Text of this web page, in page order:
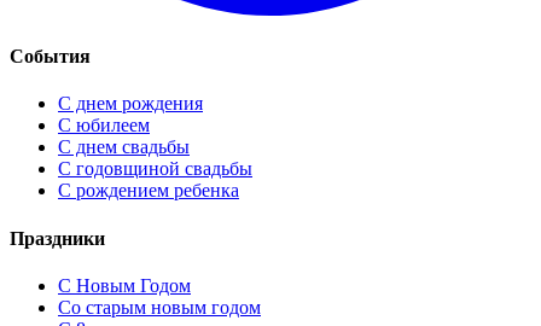
События
С днем рождения
С юбилеем
С днем свадьбы
С годовщиной свадьбы
С рождением ребенка
Праздники
C Новым Годом
Cо старым новым годом